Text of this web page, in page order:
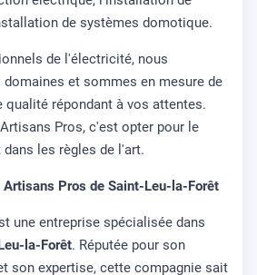
de systèmes domotique.
de l'électricité, nous
et sommes en mesure de
qualité répondant à vos attentes.
Pros, c'est opter pour le
les règles de l'art.
Pros de Saint-Leu-la-Forêt
une entreprise spécialisée dans
la-Forêt. Réputée pour son
son expertise, cette compagnie sait